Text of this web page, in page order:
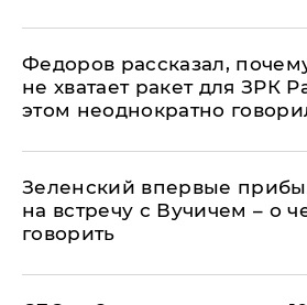
Федоров рассказал,
не хватает ракет для ЗРК
этом неоднократно
Зеленский впервые
на встречу с Вучичем – о
говорить